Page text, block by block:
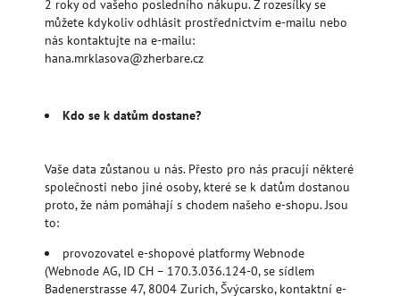
2 roky od vašeho posledního nákupu. Z rozesílky se
můžete kdykoliv odhlásit prostřednictvím e-mailu nebo
nás kontaktujte na e-mailu:
hana.mrklasova@zherbare.cz
Kdo se k datům dostane?
Vaše data zůstanou u nás. Přesto pro nás pracují některé
společnosti nebo jiné osoby, které se k datům dostanou
proto, že nám pomáhají s chodem našeho e-shopu. Jsou
to:
provozovatel e-shopové platformy Webnode
(Webnode AG, ID CH – 170.3.036.124-0, se sídlem
Badenerstrasse 47, 8004 Zurich, Švýcarsko, kontaktní e-